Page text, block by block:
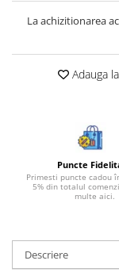
Bijuterii onix
Bijuterii piatra
Bijuterii rodocrozit
Bijuterii rubin
Bijuterii smarald
La achizitionarea
Adauga
Puncte
Primesti puncte cadou
5% din totalul
multe aici.
Descriere